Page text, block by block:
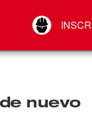
Conectar
nuevo